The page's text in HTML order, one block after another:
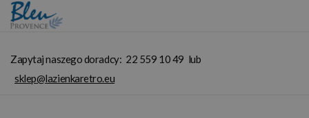
Zapytaj naszego doradcy: 22 559 10 49 lub
sklep@lazienkaretro.eu